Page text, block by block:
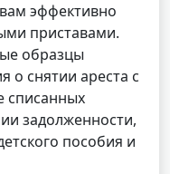
эффективно
приставами.
образцы
о снятии ареста с
списанных
задолженности,
пособия и